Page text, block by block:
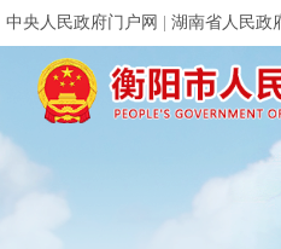
中央人民政府门户网 湖南省人民政